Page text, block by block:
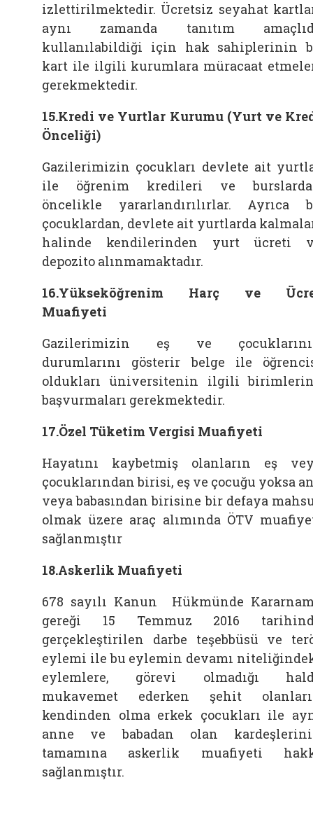
izlettirilmektedir. Ücretsiz seyahat
aynı zamanda tanıtım
kullanılabildiği için hak sahiplerinin
kart ile ilgili kurumlara müracaat
gerekmektedir.
15.Kredi ve Yurtlar Kurumu (Yurt ve
Önceliği)
Gazilerimizin çocukları devlete ait
ile öğrenim kredileri ve
öncelikle yararlandırılırlar. Ayrıca
çocuklardan, devlete ait yurtlarda
halinde kendilerinden yurt ücreti
depozito alınmamaktadır.
16.Yükseköğrenim Harç ve
Muafiyeti
Gazilerimizin eş ve
durumlarını gösterir belge ile
oldukları üniversitenin ilgili
başvurmaları gerekmektedir.
17.Özel Tüketim Vergisi Muafiyeti
Hayatını kaybetmiş olanların eş
çocuklarından birisi, eş ve çocuğu yoksa
veya babasından birisine bir defaya
olmak üzere araç alımında ÖTV
sağlanmıştır
18.Askerlik Muafiyeti
678 sayılı Kanun Hükmünde
gereği 15 Temmuz 2016
gerçekleştirilen darbe teşebbüsü ve
eylemi ile bu eylemin devamı
eylemlere, görevi olmadığı
mukavemet ederken şehit
kendinden olma erkek çocukları ile
anne ve babadan olan
tamamına askerlik muafiyeti
sağlanmıştır.